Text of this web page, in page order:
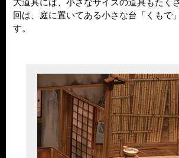
大道具には、小さなサイズの道具もたく
回は、庭に置いてある小さな台「くもで
す。